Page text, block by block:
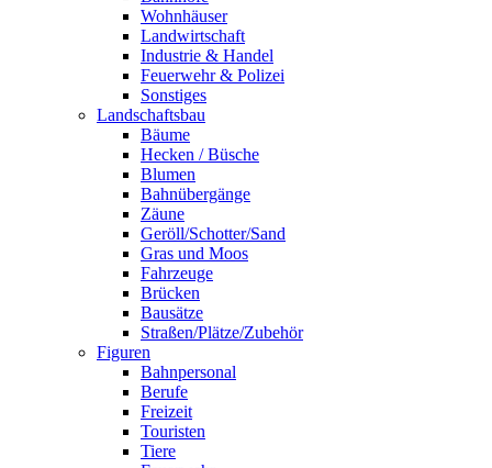
Wohnhäuser
Landwirtschaft
Industrie & Handel
Feuerwehr & Polizei
Sonstiges
Landschaftsbau
Bäume
Hecken / Büsche
Blumen
Bahnübergänge
Zäune
Geröll/Schotter/Sand
Gras und Moos
Fahrzeuge
Brücken
Bausätze
Straßen/Plätze/Zubehör
Figuren
Bahnpersonal
Berufe
Freizeit
Touristen
Tiere